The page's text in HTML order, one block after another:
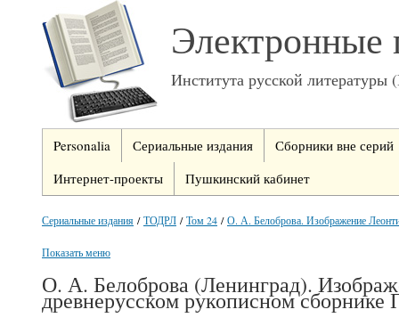
Электронные
Института русской
Personalia Сериальные издания
Сборники вне серий
Интернет-проекты
Пушкинский кабинет
Сериальные издания /ТОДРЛ /Том 24 /О. А. Белоброва. Изображение
Показать меню
О. А. Белоброва (Ленинград).
древнерусском рукописном